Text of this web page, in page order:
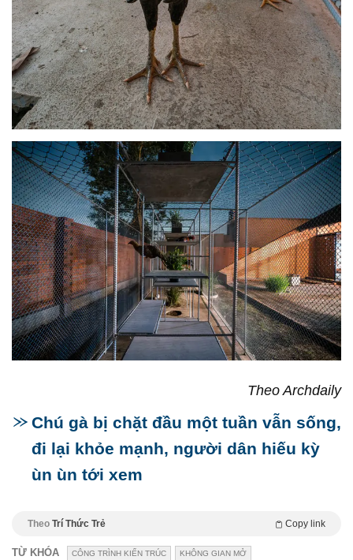
Theo Archdaily
Chú gà bị chặt đầu một tuần vẫn sống,
đi lại khỏe mạnh, người dân hiếu kỳ
ùn ùn tới xem
Theo Trí Thức Trẻ Copy link
TỪ KHÓA CÔNG TRÌNH KIẾN TRÚC KHÔNG GIAN MỞ